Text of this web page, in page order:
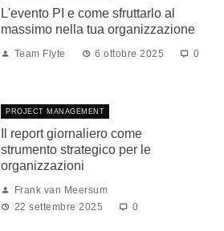
L'evento PI e come sfruttarlo al
massimo nella tua organizzazione
Team Flyte 6 ottobre 2025 0
PROJECT MANAGEMENT
Il report giornaliero come
strumento strategico per le
organizzazioni
Frank van Meersum
22 settembre 2025
0